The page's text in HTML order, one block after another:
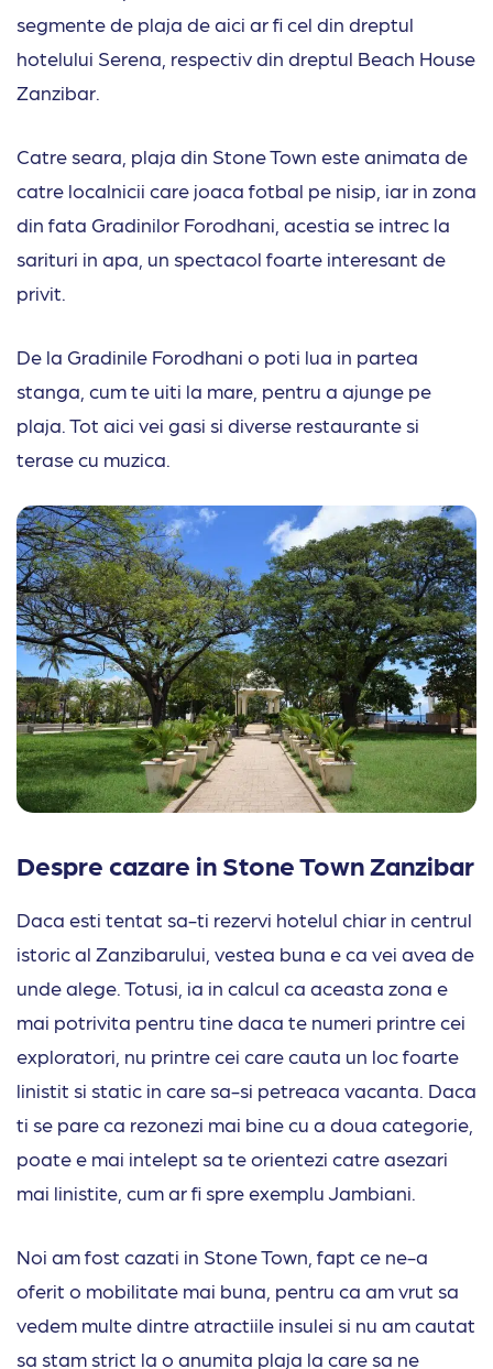
segmente de plaja de aici ar fi cel din dreptul
hotelului Serena, respectiv din dreptul Beach House
Zanzibar.
Catre seara, plaja din Stone Town este animata de
catre localnicii care joaca fotbal pe nisip, iar in zona
din fata Gradinilor Forodhani, acestia se intrec la
sarituri in apa, un spectacol foarte interesant de
privit.
De la Gradinile Forodhani o poti lua in partea
stanga, cum te uiti la mare, pentru a ajunge pe
plaja. Tot aici vei gasi si diverse restaurante si
terase cu muzica.
Despre cazare in Stone Town Zanzibar
Daca esti tentat sa-ti rezervi hotelul chiar in centrul
istoric al Zanzibarului, vestea buna e ca vei avea de
unde alege. Totusi, ia in calcul ca aceasta zona e
mai potrivita pentru tine daca te numeri printre cei
exploratori, nu printre cei care cauta un loc foarte
linistit si static in care sa-si petreaca vacanta. Daca
ti se pare ca rezonezi mai bine cu a doua categorie,
poate e mai intelept sa te orientezi catre asezari
mai linistite, cum ar fi spre exemplu Jambiani.
Noi am fost cazati in Stone Town, fapt ce ne-a
oferit o mobilitate mai buna, pentru ca am vrut sa
vedem multe dintre atractiile insulei si nu am cautat
sa stam strict la o anumita plaja la care sa ne